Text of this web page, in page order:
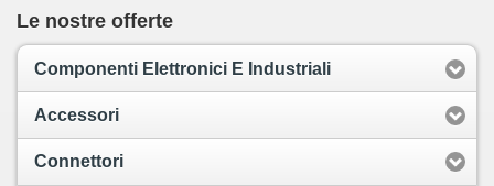
Le nostre offerte
Componenti Elettronici E Industriali
Accessori
Connettori